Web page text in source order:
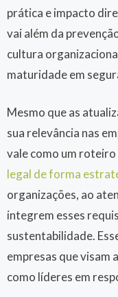
prática e impacto
vai além da
cultura
maturidade em
Mesmo que as
sua relevância nas
vale como um roteiro
legal de forma
organizações, ao
integrem esses
sustentabilidade.
empresas que visam
como líderes em